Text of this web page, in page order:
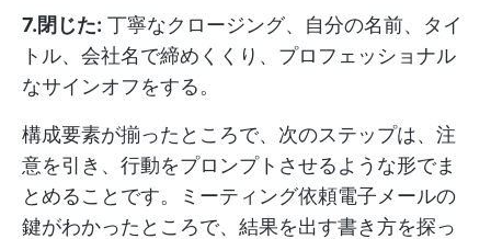
7.閉じた: 丁寧なクロージング、自分の名前、タイ
トル、会社名で締めくくり、プロフェッショナル
なサインオフをする。
構成要素が揃ったところで、次のステップは、注
意を引き、行動をプロンプトさせるような形でま
とめることです。ミーティング依頼電子メールの
鍵がわかったところで、結果を出す書き方を探っ